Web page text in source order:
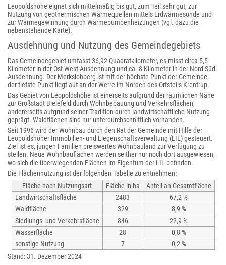
Leopoldshöhe eignet sich mittelmäßig bis gut, zum Teil sehr gut, zur
Nutzung von geothermischen Wärmequellen mittels Erdwärmesonde und
zur Wärmegewinnung durch Wärmepumpenheizungen (vgl. dazu die
nebenstehende Karte).
Ausdehnung und Nutzung des Gemeindegebiets
Das Gemeindegebiet umfasst 36,92 Quadratkilometer, es misst circa 5,5
Kilometer in der Ost-West-Ausdehnung und ca. 8 Kilometer in der Nord-Süd-
Ausdehnung. Der Merkslohberg ist mit der höchste Punkt der Gemeinde;
der tiefste Punkt liegt auf an der Werre im Norden des Ortsteils Krentrup.
Das Gebiet von Leopoldshöhe ist einerseits aufgrund der räumlichen Nähe
zur Großstadt Bielefeld durch Wohnbebauung und Verkehrsflächen,
andererseits aufgrund seiner Tradition durch landwirtschaftliche Nutzung
geprägt. Waldflächen sind nur unterdurchschnittlich vorhanden.
Seit 1996 wird der Wohnbau durch den Rat der Gemeinde mit Hilfe der
Leopoldshöher Immobilien- und Liegenschaftsverwaltung (LIL) gesteuert.
Ziel ist es, jungen Familien preiswertes Wohnbauland zur Verfügung zu
stellen. Neue Wohnbauflächen werden seither nur noch dort ausgewiesen,
wo sich die überwiegenden Flächen im Eigentum der LIL befinden.
Die Flächennutzung ist der folgenden Tabelle zu entnehmen:
Fläche nach Nutzungsart
Fläche in ha
Anteil an Gesamtfläche
Landwirtschaftsfläche
2483
67,2 %
Waldfläche
329
8,9 %
Siedlungs- und Verkehrsfläche
846
22,9 %
Wasserfläche
28
0,8 %
sonstige Nutzung
7
0,2 %
Stand: 31. Dezember 2024